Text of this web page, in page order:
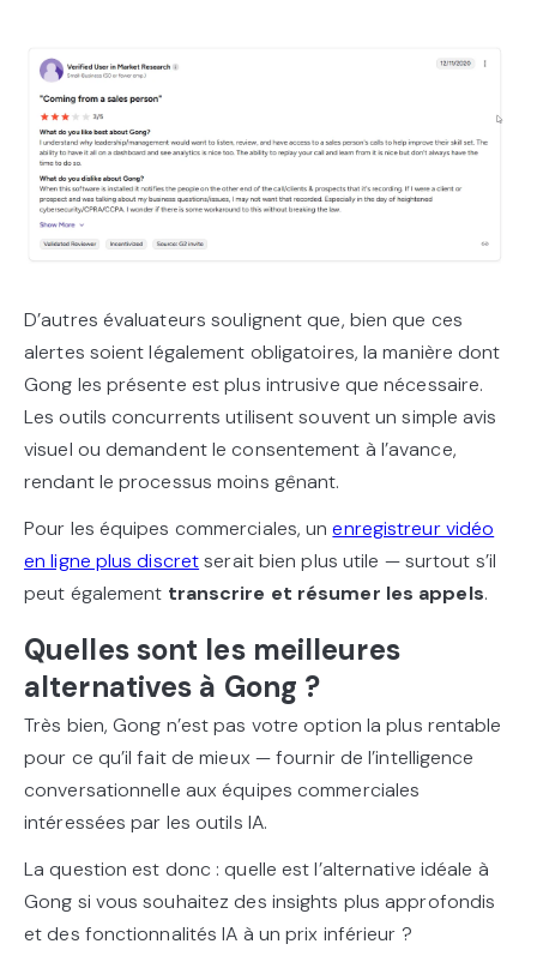
D’autres évaluateurs soulignent que, bien que ces
alertes soient légalement obligatoires, la manière dont
Gong les présente est plus intrusive que nécessaire.
Les outils concurrents utilisent souvent un simple avis
visuel ou demandent le consentement à l’avance,
rendant le processus moins gênant.
Pour les équipes commerciales, unenregistreur vidéo
en ligne plus discretserait bien plus utile — surtout s’il
peut également transcrire et résumer les appels.
Quelles sont les meilleures
alternatives à Gong ?
Très bien, Gong n’est pas votre option la plus rentable
pour ce qu’il fait de mieux — fournir de l’intelligence
conversationnelle aux équipes commerciales
intéressées par les outils IA.
La question est donc : quelle est l’alternative idéale à
Gong si vous souhaitez des insights plus approfondis
et des fonctionnalités IA à un prix inférieur ?